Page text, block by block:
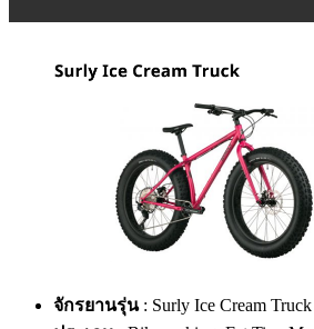
จักรยานรุ่น: Surly Ice Cream Truck